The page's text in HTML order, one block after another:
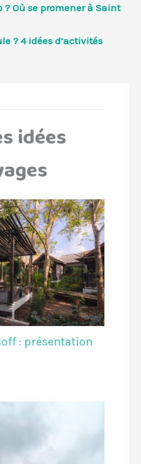
Où se promener à Saint
? 4 idées d’activités
idées
: présentation